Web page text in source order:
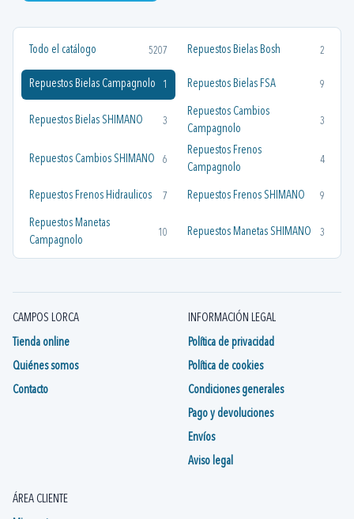
Todo el catálogo 5207 Repuestos Bielas Bosh 2
Repuestos Bielas Campagnolo 1 Repuestos Bielas FSA 9
Repuestos Bielas SHIMANO 3
Repuestos Cambios
Campagnolo
3
Repuestos Cambios SHIMANO 6
Repuestos Frenos
Campagnolo
4
Repuestos Frenos Hidraulicos 7 Repuestos Frenos SHIMANO 9
Repuestos Manetas
Campagnolo
10 Repuestos Manetas SHIMANO 3
CAMPOS LORCA
Tienda online
Quiénes somos
Contacto
INFORMACIÓN LEGAL
Política de privacidad
Política de cookies
Condiciones generales
Pago y devoluciones
Envíos
Aviso legal
ÁREA CLIENTE